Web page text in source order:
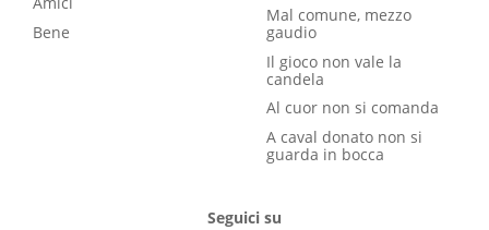
Bene
Mal comune, mezzo
gaudio
Il gioco non vale la
candela
Al cuor non si comanda
A caval donato non si
guarda in bocca
Seguici su